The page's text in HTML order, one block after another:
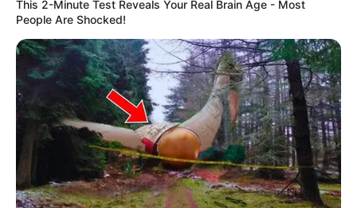
This 2-Minute Test Reveals Your Real Brain Age - Most
People Are Shocked!